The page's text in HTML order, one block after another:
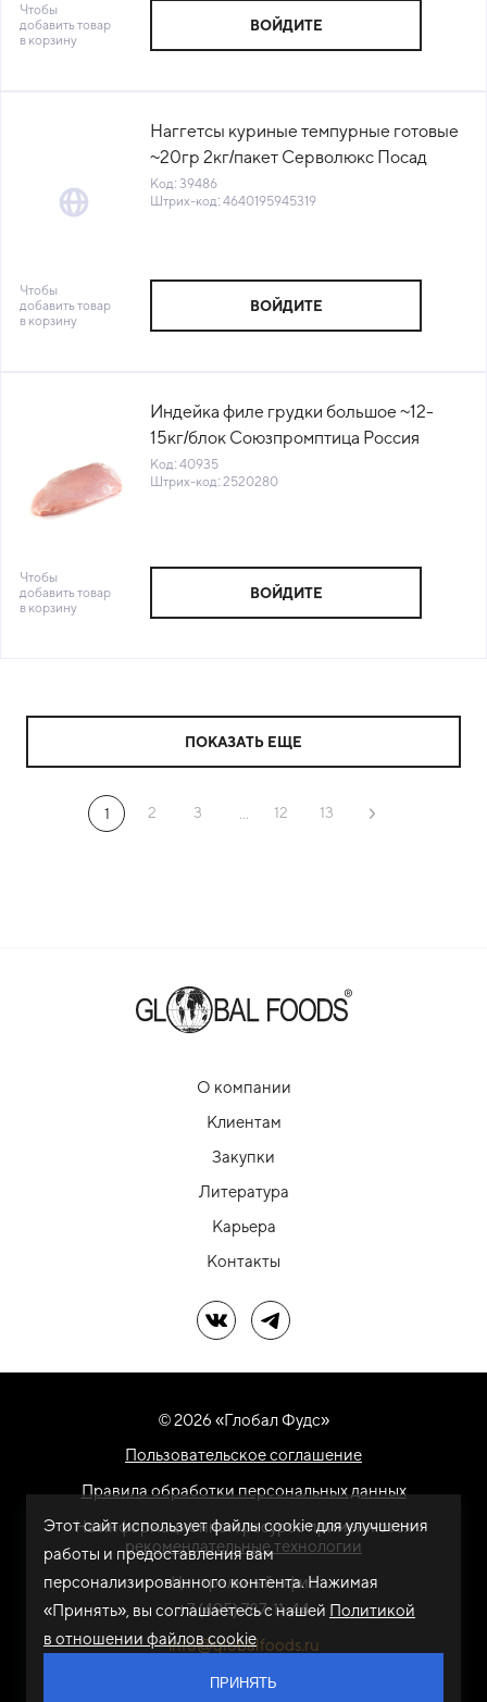
Чтобы
добавить товар
в корзину
ВОЙДИТЕ
Наггетсы куриные темпурные готовые
~20гр 2кг/пакет Серволюкс Посад
Россия (КОД 39486) (-18°С)
Код: 39486
Штрих-код: 4640195945319
Чтобы
добавить товар
в корзину
ВОЙДИТЕ
Индейка филе грудки большое ~12-
15кг/блок Союзпромптица Россия
(КОР) (КОД 40935) (-18°С)
Код: 40935
Штрих-код: 2520280
Чтобы
добавить товар
в корзину
ВОЙДИТЕ
ПОКАЗАТЬ ЕЩЕ
1 2 3 ... 12 13
О компании
Клиентам
Закупки
Литература
Карьера
Контакты
Мы в ВКМы в Telegram
© 2026 «Глобал Фудс»
Пользовательское соглашение
Правила обработки персональных данных
На информационном ресурсе применяются
рекомендательные технологии
Центральный офис
+7 (495) 787-11-44
info@globalfoods.ru
Этот сайт использует файлы cookie для улучшения
работы и предоставления вам
персонализированного контента. Нажимая
«Принять», вы соглашаетесь с нашей Политикой
в отношении файлов cookie
ПРИНЯТЬ